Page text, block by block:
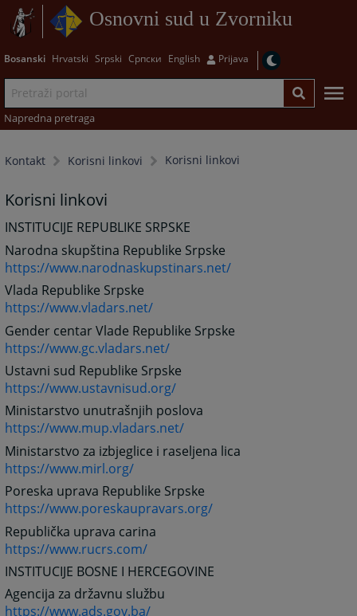
Osnovni sud u Zvorniku
Bosanski Hrvatski Srpski Српски English Prijava
Napredna pretraga
Kontakt Korisni linkovi Korisni linkovi
Korisni linkovi
INSTITUCIJE REPUBLIKE SRPSKE
Narodna skupština Republike Srpske
https://www.narodnaskupstinars.net/
Vlada Republike Srpske
https://www.vladars.net/
Gender centar Vlade Republike Srpske
https://www.gc.vladars.net/
Ustavni sud Republike Srpske
https://www.ustavnisud.org/
Ministarstvo unutrašnjih poslova
https://www.mup.vladars.net/
Ministarstvo za izbjeglice i raseljena lica
https://www.mirl.org/
Poreska uprava Republike Srpske
https://www.poreskaupravars.org/
Republička uprava carina
https://www.rucrs.com/
INSTITUCIJE BOSNE I HERCEGOVINE
Agencija za državnu službu
https://www.ads.gov.ba/